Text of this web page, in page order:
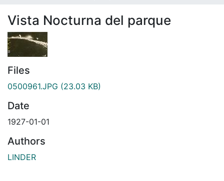
Vista Nocturna del parque
Files
0500961.JPG (23.03 KB)
Date
1927-01-01
Authors
LINDER